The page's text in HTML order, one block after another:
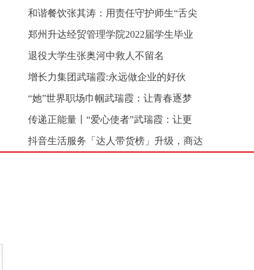
和谐餐饮张其涛：用责任守护师生“舌尖
郑州升达经贸管理学院2022届学生毕业
退役大学生张奥河中救人不留名
增长力集团武瑞霞:永远做企业的好伙
“她”世界职场巾帼武瑞霞：让青春逐梦
传递正能量〡“爱心使者”武瑞霞：让更
抖音生活服务「达人带货榜」升级，商达